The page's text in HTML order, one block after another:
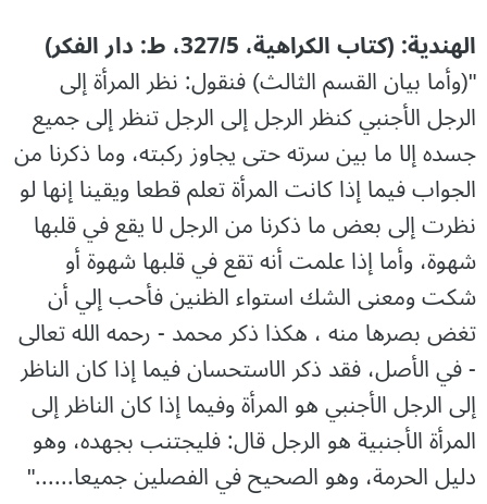
الھندیة: (کتاب الکراھیة، 327/5، ط: دار الفکر)
"(وأما بيان القسم الثالث) فنقول: نظر المرأة إلى
الرجل الأجنبي كنظر الرجل إلى الرجل تنظر إلى جميع
جسده إلا ما بين سرته حتى يجاوز ركبته، وما ذكرنا من
الجواب فيما إذا كانت المرأة تعلم قطعا ويقينا إنها لو
نظرت إلى بعض ما ذكرنا من الرجل لا يقع في قلبها
شهوة، وأما إذا علمت أنه تقع في قلبها شهوة أو
شكت ومعنى الشك استواء الظنين فأحب إلي أن
تغض بصرها منه ، هكذا ذكر محمد - رحمه الله تعالى
- في الأصل، فقد ذكر الاستحسان فيما إذا كان الناظر
إلى الرجل الأجنبي هو المرأة وفيما إذا كان الناظر إلى
المرأة الأجنبية هو الرجل قال: فليجتنب بجهده، وهو
دليل الحرمة، وهو الصحيح في الفصلين جميعا......"